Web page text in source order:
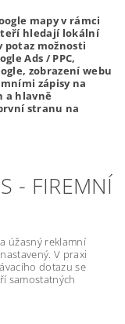
mapy v rámci
hledají lokální
potaz možnosti
Ads / PPC,
zobrazení webu
zápisy na
a hlavně
stranu na
- FIREMNÍ
úžasný reklamní
V praxi
dotazu se
samostatných